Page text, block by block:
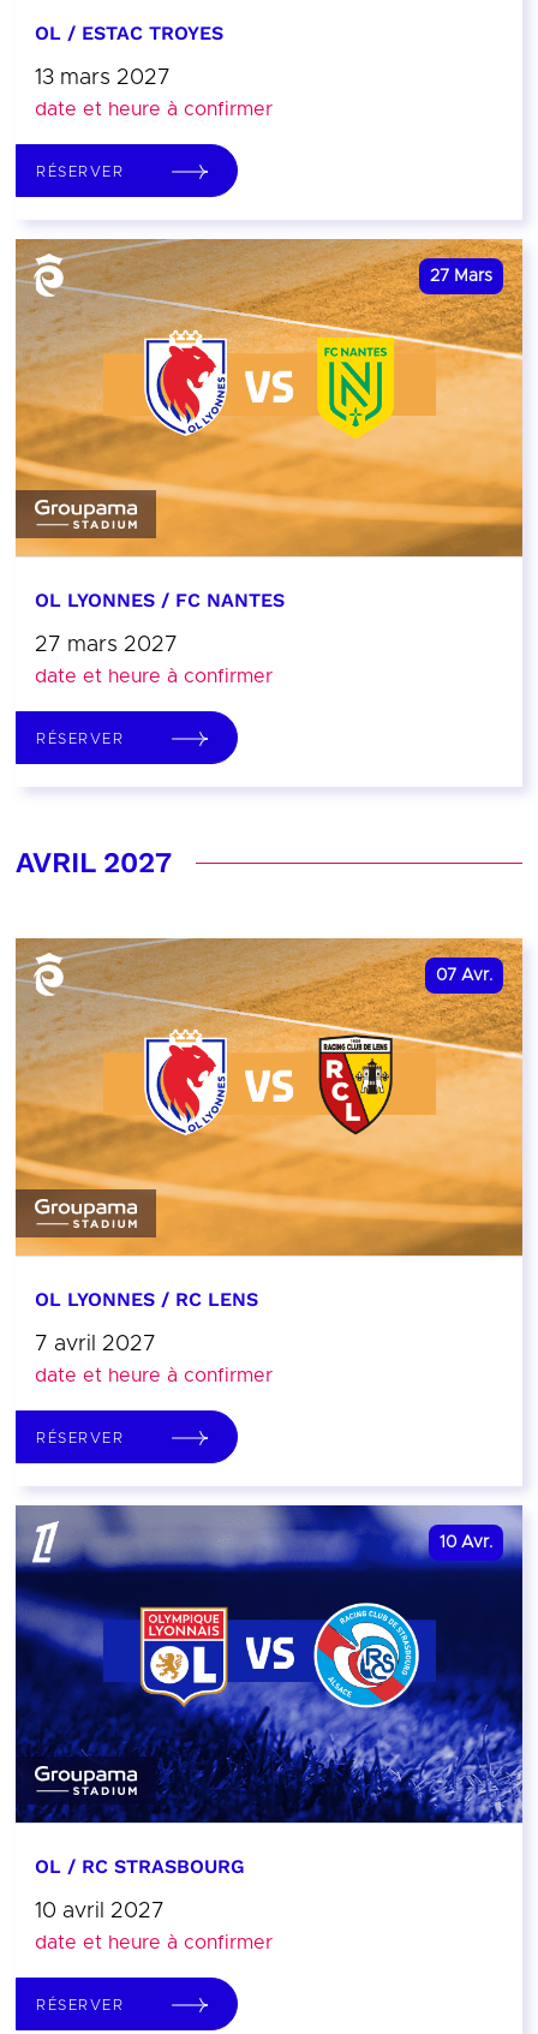
OL / ESTAC TROYES
13 mars 2027
date et heure à confirmer
RÉSERVER
27 Mars
OL LYONNES / FC NANTES
27 mars 2027
date et heure à confirmer
RÉSERVER
AVRIL 2027
07 Avr.
OL LYONNES / RC LENS
7 avril 2027
date et heure à confirmer
RÉSERVER
10 Avr.
OL / RC STRASBOURG
10 avril 2027
date et heure à confirmer
RÉSERVER